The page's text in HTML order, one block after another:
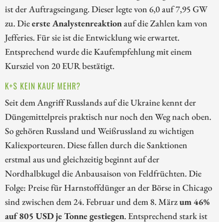
ist der Auftragseingang. Dieser legte von 6,0 auf 7,95 GW
zu. Dieerste Analystenreaktionauf die Zahlen kam von
Jefferies. Für sie ist die Entwicklung wie erwartet.
Entsprechend wurde die Kaufempfehlung mit einem
Kursziel von 20 EUR bestätigt.
K+S KEIN KAUF MEHR?
Seit dem Angriff Russlands auf die Ukraine kennt der
Düngemittelpreis praktisch nur noch den Weg nach oben.
So gehören Russland und Weißrussland zu wichtigen
Kaliexporteuren. Diese fallen durch die Sanktionen
erstmal aus und gleichzeitig beginnt auf der
Nordhalbkugel die Anbausaison von Feldfrüchten. Die
Folge: Preise für Harnstoffdünger an der Börse in Chicago
sind zwischen dem 24. Februar und dem 8. Märzum 46%
auf 805 USD je Tonne gestiegen. Entsprechend stark ist